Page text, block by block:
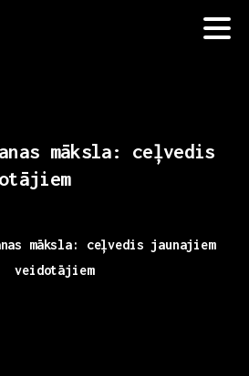
māksla:
ceļvedis
māksla: ceļvedis jaunajiem
veidotājiem